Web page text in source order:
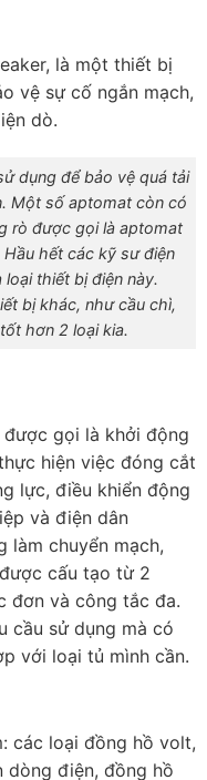
là một thiết bị
vệ sự cố ngắn mạch,
dò.
dụng để bảo vệ quá tải
Một số aptomat còn có
rò được gọi là aptomat
Hầu hết các kỹ sư điện
thiết bị điện này.
bị khác, như cầu chì,
hơn 2 loại kia.
gọi là khởi động
hiện việc đóng cắt
lực, điều khiển động
và điện dân
làm chuyển mạch,
cấu tạo từ 2
đơn và công tắc đa.
cầu sử dụng mà có
với loại tủ mình cần.
các loại đồng hồ volt,
dòng điện, đồng hồ